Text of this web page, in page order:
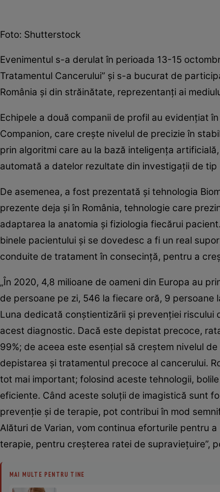
Foto: Shutterstock
Evenimentul s-a derulat în perioada 13-15
Tratamentul Cancerului” și s-a bucurat de
România și din străinătate, reprezentanţi ai
Echipele a două companii de profil au evidențiat
Companion, care crește nivelul de precizie în
prin algoritmi care au la bază inteligența
automată a datelor rezultate din investigații de tip
De asemenea, a fost prezentată și tehnologia
prezente deja și în România, tehnologie care
adaptarea la anatomia și fiziologia fiecărui
binele pacientului și se dovedesc a fi un real
conduite de tratament în consecință, pentru a
„În 2020, 4,8 milioane de oameni din Europa au
de persoane pe zi, 546 la fiecare oră, 9
Luna dedicată conștientizării și prevenției
acest diagnostic. Dacă este depistat precoce,
99%; de aceea este esențial să creștem nivelul
depistarea și tratamentul precoce al cancerului.
tot mai important; folosind aceste tehnologii,
eficiente. Când aceste soluții de imagistică sunt
prevenție și de terapie, pot contribui în mod
Alături de Varian, vom continua eforturile pentru
terapie, pentru creșterea ratei de supraviețuire”,
MAI MULTE PENTRU TINE